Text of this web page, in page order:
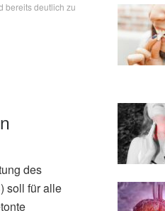
bereits deutlich zu
des
soll für alle